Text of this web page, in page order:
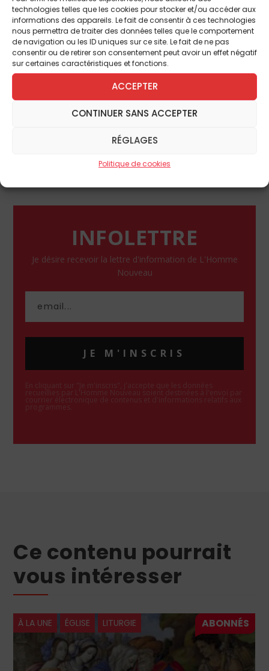
technologies telles que les cookies pour stocker et/ou accéder aux
informations des appareils. Le fait de consentir à ces technologies
nous permettra de traiter des données telles que le comportement
de navigation ou les ID uniques sur ce site. Le fait de ne pas
consentir ou de retirer son consentement peut avoir un effet négatif
sur certaines caractéristiques et fonctions.
ACCEPTER
CONTINUER SANS ACCEPTER
RÉGLAGES
Politique de cookies
la Tête ou le Chef visible de l’Eglise visible sur
terre. Il est donc faux d’écrire comme l’a fait
Mgr Patenôtre que« Le Pape n’est pas le
chef de l’Eglise ».Et si le Christ est la tête du
Corps, le Pape n’est pas seulement «
parmi ses frères », il est leur Tête, aucun
évêque ne peut être en communion
et seul le Pape a un pouvoir
suprême, immédiat et universel ».
évêques l’ont eux« aussi »,le Pape l’a tout
INFOLETTRE
Je désire recevoir la lettre d'information de L'Homme
Nouveau
JE M'INSCRIS
En cliquant sur "Je m'inscris", j'accepte que les données
recueillies par L'Homme Nouveau soient destinées à l'envoi par
courrier électronique de contenus et d'informations relatifs aux
programmes.
Ce contenu pourrait
vous intéresser
À LA UNE ÉGLISE LITURGIE